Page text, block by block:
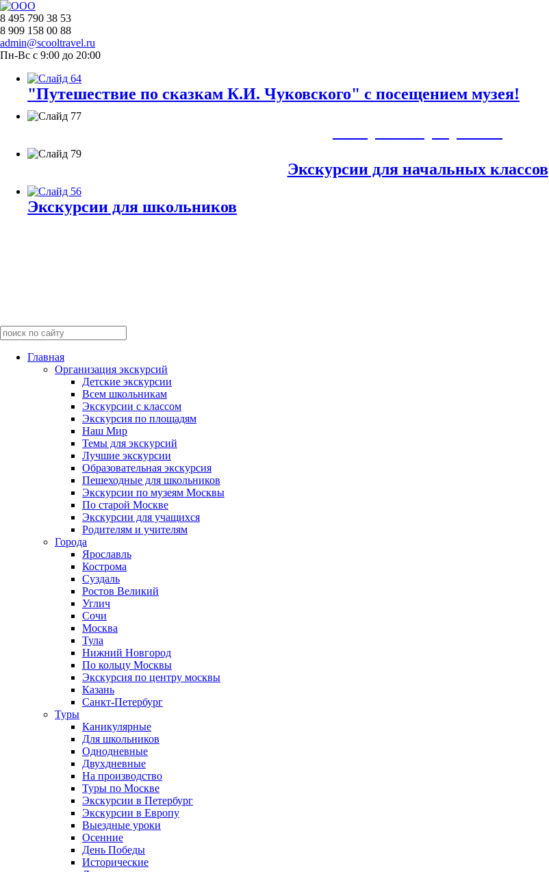
8 495 790 38 53
8 909 158 00 88
admin@scooltravel.ru
Пн-Вс с 9:00 до 20:00
"Путешествие по сказкам К.И. Чуковского" с посещением музея!
Экскурсии для начальных классов
Экскурсии для школьников
Главная
Организация экскурсий
Детские экскурсии
Всем школьникам
Экскурсии c классом
Экскурсия по площадям
Наш Мир
Темы для экскурсий
Лучшие экскурсии
Образовательная экскурсия
Пешеходные для школьников
Экскурсии по музеям Москвы
По старой Москве
Экскурсии для учащихся
Родителям и учителям
Города
Ярославль
Кострома
Суздаль
Ростов Великий
Углич
Сочи
Москва
Тула
Нижний Новгород
По кольцу Москвы
Экскурсия по центру москвы
Казань
Санкт-Петербург
Туры
Каникулярные
Для школьников
Однодневные
Двухдневные
На производство
Туры по Москве
Экскурсии в Петербург
Экскурсии в Европу
Выездные уроки
Осенние
День Победы
Исторические